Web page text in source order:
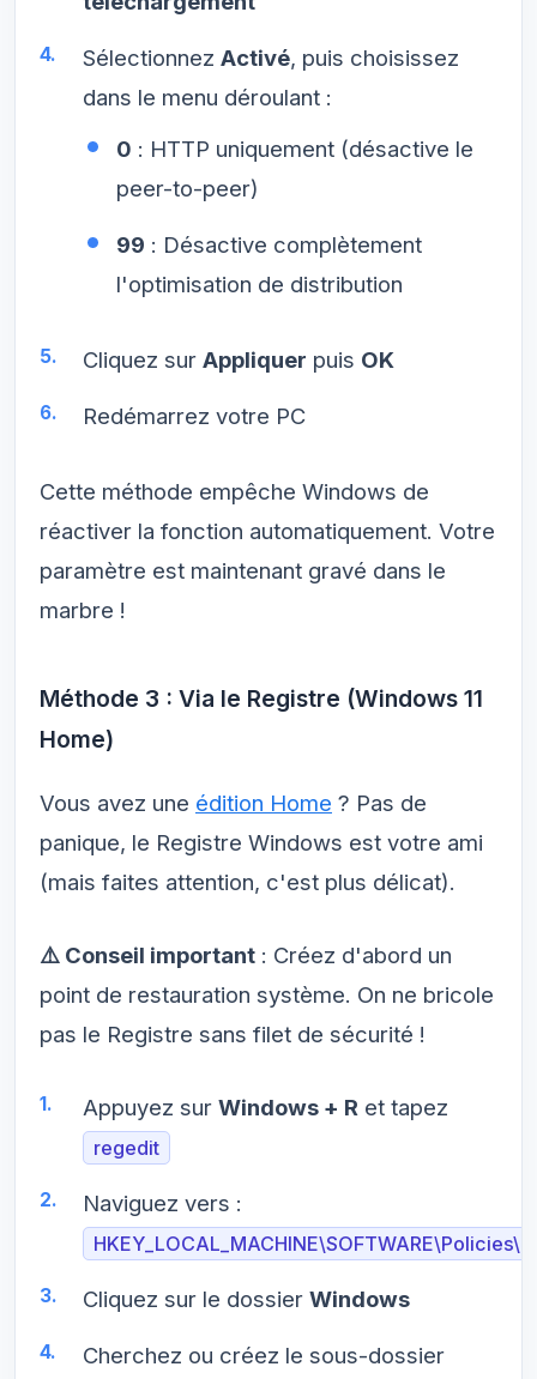
Sélectionnez Activé, puis choisissez
dans le menu déroulant :
0 : HTTP uniquement (désactive le
peer-to-peer)
99 : Désactive complètement
l'optimisation de distribution
Cliquez sur Appliquer puis OK
Redémarrez votre PC
Cette méthode empêche Windows de
réactiver la fonction automatiquement. Votre
paramètre est maintenant gravé dans le
marbre !
Méthode 3 : Via le Registre (Windows 11
Home)
Vous avez une édition Home ? Pas de
panique, le Registre Windows est votre ami
(mais faites attention, c'est plus délicat).
⚠️ Conseil important : Créez d'abord un
point de restauration système. On ne bricole
pas le Registre sans filet de sécurité !
Appuyez sur Windows + R et tapez
regedit
Naviguez vers :
Cliquez sur le dossier Windows
Cherchez ou créez le sous-dossier